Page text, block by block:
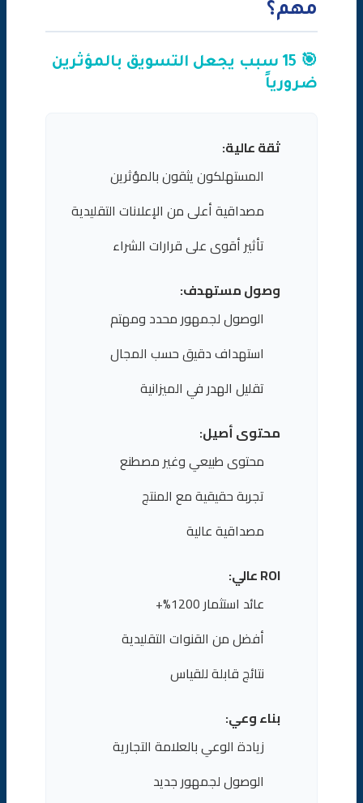
مهم؟
🎯 15 سبب يجعل التسويق بالمؤثرين
ضرورياً
ثقة عالية:
المستهلكون يثقون بالمؤثرين
مصداقية أعلى من الإعلانات التقليدية
تأثير أقوى على قرارات الشراء
وصول مستهدف:
الوصول لجمهور محدد ومهتم
استهداف دقيق حسب المجال
تقليل الهدر في الميزانية
محتوى أصيل:
محتوى طبيعي وغير مصطنع
تجربة حقيقية مع المنتج
مصداقية عالية
ROI عالي:
عائد استثمار 1200%+
أفضل من القنوات التقليدية
نتائج قابلة للقياس
بناء وعي:
زيادة الوعي بالعلامة التجارية
الوصول لجمهور جديد